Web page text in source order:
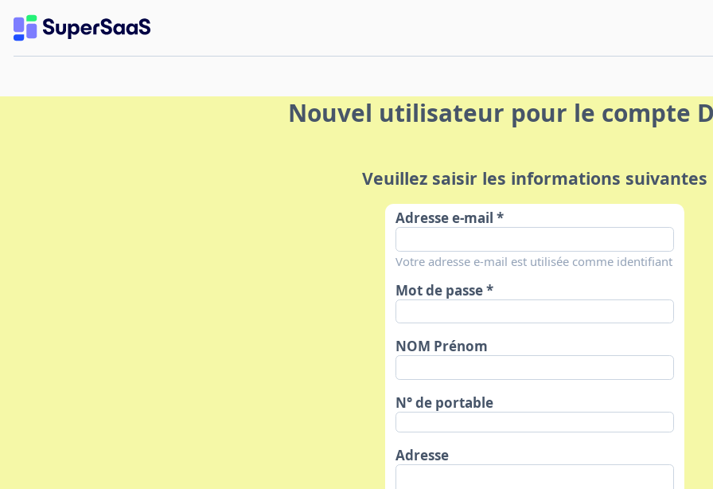
Nouvel utilisateur pour le compte
Veuillez saisir les informations suivantes
Adresse e-mail
Votre adresse e-mail est utilisée comme identifiant
Mot de passe
NOM Prénom
N° de portable
Adresse